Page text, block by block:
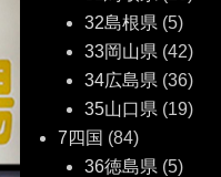
32島根県 (5)
33岡山県 (42)
34広島県 (36)
35山口県 (19)
7四国 (84)
36徳島県 (5)